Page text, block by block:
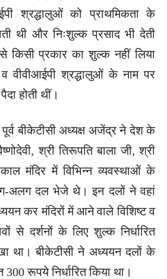
श्रद्धालुओं को प्राथमिकता के
थी और निःशुल्क प्रसाद भी देती
किसी प्रकार का शुल्क नहीं लिया
वीवीआईपी श्रद्धालुओं के नाम पर
होती थीं।
पूर्व बीकेटीसी अध्यक्ष अजेंद्र ने देश के
श्री तिरूपति बाला जी, श्री
मंदिर में विभिन्न व्यवस्थाओं के
अलग दल भेजे थे। इन दलों ने वहां
कर मंदिरों में आने वाले विशिष्ट व
से दर्शनों के लिए शुल्क निर्धारित
था। बीकेटीसी ने अध्ययन दलों के
300 रूपये निर्धारित किया था।